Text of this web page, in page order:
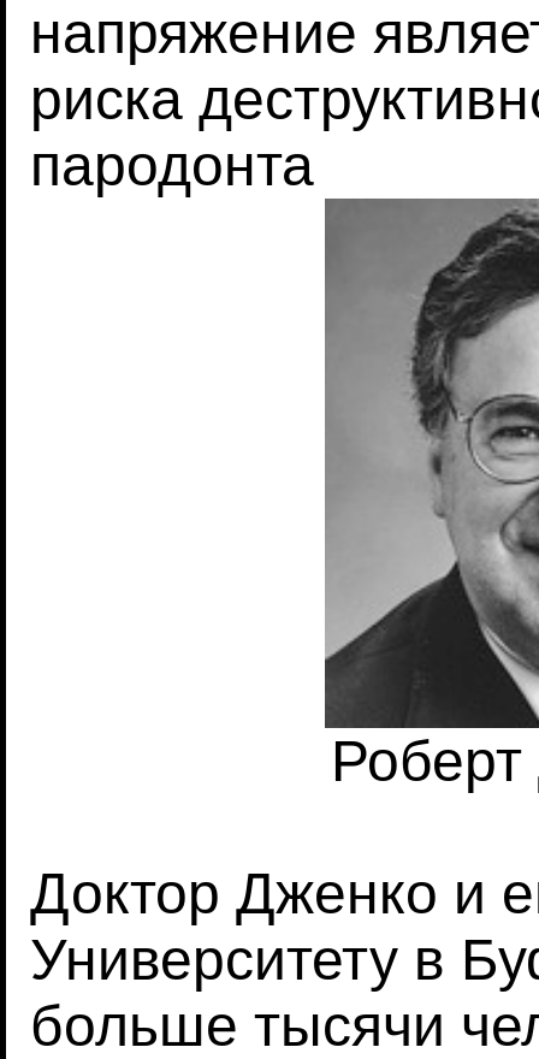
напряжение
риска
пародонта
Доктор Дженко и
Университету в
больше тысячи